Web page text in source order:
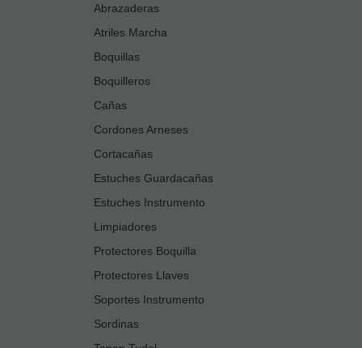
Abrazaderas
Atriles Marcha
Boquillas
Boquilleros
Cañas
Cordones Arneses
Cortacañas
Estuches Guardacañas
Estuches Instrumento
Limpiadores
Protectores Boquilla
Protectores Llaves
Soportes Instrumento
Sordinas